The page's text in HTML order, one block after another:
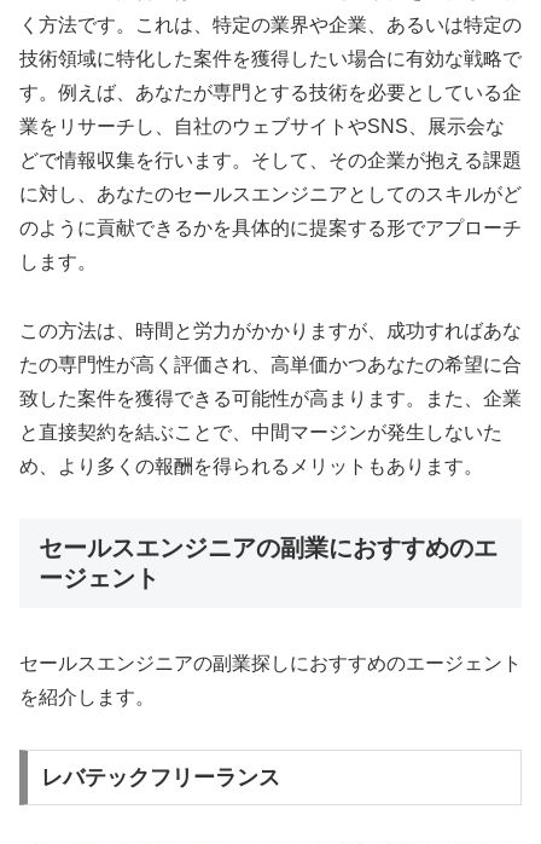
く方法です。これは、特定の業界や企業、あるいは特定の
技術領域に特化した案件を獲得したい場合に有効な戦略で
す。例えば、あなたが専門とする技術を必要としている企
業をリサーチし、自社のウェブサイトやSNS、展示会な
どで情報収集を行います。そして、その企業が抱える課題
に対し、あなたのセールスエンジニアとしてのスキルがど
のように貢献できるかを具体的に提案する形でアプローチ
します。
この方法は、時間と労力がかかりますが、成功すればあな
たの専門性が高く評価され、高単価かつあなたの希望に合
致した案件を獲得できる可能性が高まります。また、企業
と直接契約を結ぶことで、中間マージンが発生しないた
め、より多くの報酬を得られるメリットもあります。
セールスエンジニアの副業におすすめのエ
ージェント
セールスエンジニアの副業探しにおすすめのエージェント
を紹介します。
レバテックフリーランス